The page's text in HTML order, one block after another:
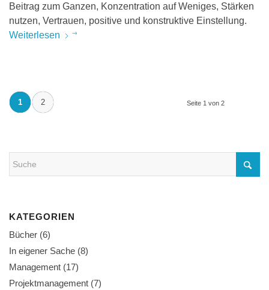
Beitrag zum Ganzen, Konzentration auf Weniges, Stärken
nutzen, Vertrauen, positive und konstruktive Einstellung.
Weiterlesen
Seite 1 von 2
1 2
KATEGORIEN
Bücher (6)
In eigener Sache (8)
Management (17)
Projektmanagement (7)